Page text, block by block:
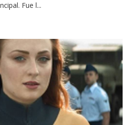
Fue l...